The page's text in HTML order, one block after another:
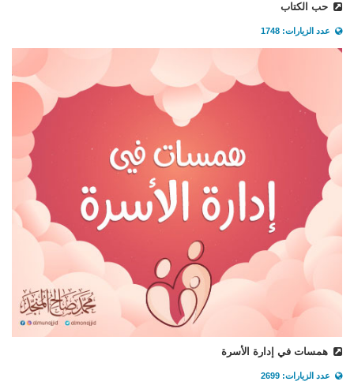
حب الكتاب
عدد الزيارات: 1748
همسات في إدارة الأسرة
عدد الزيارات: 2699